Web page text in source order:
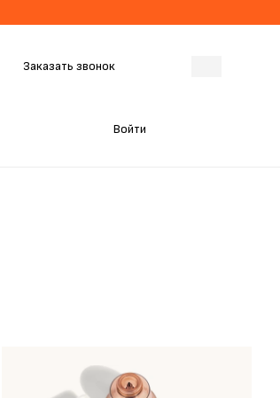
Заказать звонок
Войти